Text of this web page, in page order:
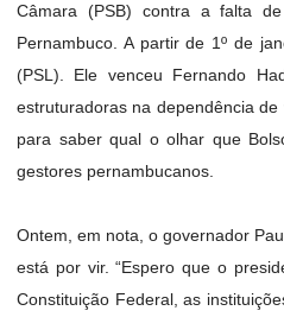
Câmara (PSB) contra a falta
Pernambuco. A partir de 1º de
(PSL). Ele venceu Fernando
estruturadoras na dependência
para saber qual o olhar que
gestores pernambucanos.
Ontem, em nota, o governador
está por vir. “Espero que o
Constituição Federal, as